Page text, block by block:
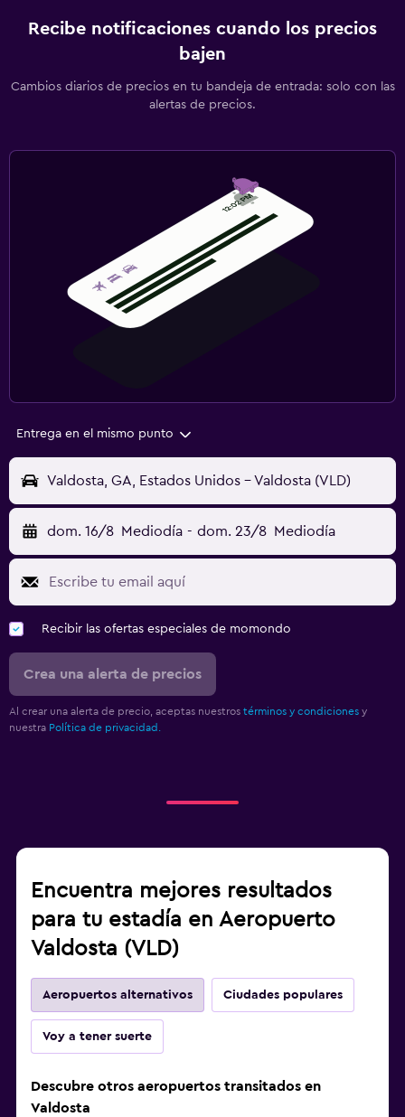
Recibe notificaciones cuando los precios
bajen
Cambios diarios de precios en tu bandeja de entrada: solo con las
alertas de precios.
Entrega en el mismo punto
Valdosta, GA, Estados Unidos - Valdosta (VLD)
dom. 16/8 Mediodía - dom. 23/8 Mediodía
Recibir las ofertas especiales de momondo
Crea una alerta de precios
Al crear una alerta de precio, aceptas nuestros términos y condiciones y
nuestra Política de privacidad.
Encuentra mejores resultados
para tu estadía en Aeropuerto
Valdosta (VLD)
Aeropuertos alternativos Ciudades populares
Voy a tener suerte
Descubre otros aeropuertos transitados en
Valdosta